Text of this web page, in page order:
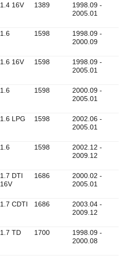
1.4 16V 1389
1998.09 -
2005.01
1.6 1598
1998.09 -
2000.09
1.6 16V 1598
1998.09 -
2005.01
1.6 1598
2000.09 -
2005.01
1.6 LPG 1598
2002.06 -
2005.01
1.6 1598
2002.12 -
2009.12
1.7 DTI
16V
1686
2000.02 -
2005.01
1.7 CDTI 1686
2003.04 -
2009.12
1.7 TD 1700
1998.09 -
2000.08